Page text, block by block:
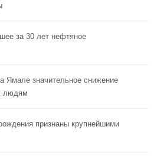
за 30 лет нефтяное
Ямале значительное снижение
людям
признаны крупнейшими